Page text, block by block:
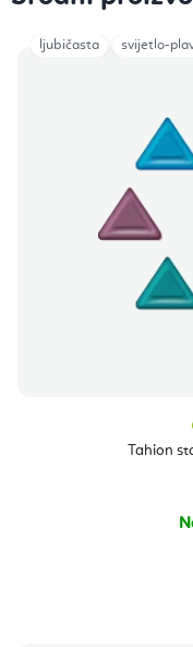
Tahion
ljubičasta svijetlo-